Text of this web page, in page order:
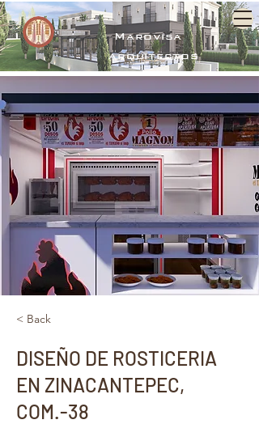
Marovisa
arquitectos
< Back
DISEÑO DE ROSTICERIA
EN ZINACANTEPEC,
COM.-38